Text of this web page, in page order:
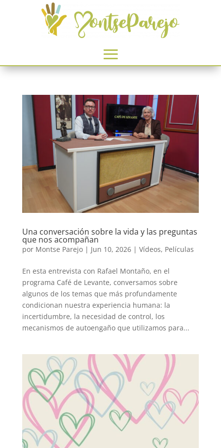
Una conversación sobre la vida y las preguntas
que nos acompañan
por Montse Parejo| Jun 10, 2026| Vídeos, Películas
En esta entrevista con Rafael Montaño, en el
programa Café de Levante, conversamos sobre
algunos de los temas que más profundamente
condicionan nuestra experiencia humana: la
incertidumbre, la necesidad de control, los
mecanismos de autoengaño que utilizamos para...